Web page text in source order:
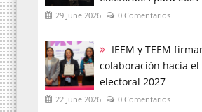
29 June 2026 0 Comentarios
IEEM y TEEM
colaboración hacia el
electoral 2027
22 June 2026 0 Comentarios